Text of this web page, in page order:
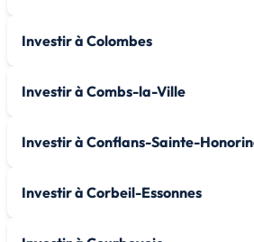
Investir à Colombes
Investir à Combs-la-Ville
Investir à Conflans-Sainte-
Investir à Corbeil-Essonnes